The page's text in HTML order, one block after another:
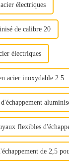
électriques
de calibre 20
électriques
acier inoxydable 2.5
flexibles
de 2,5